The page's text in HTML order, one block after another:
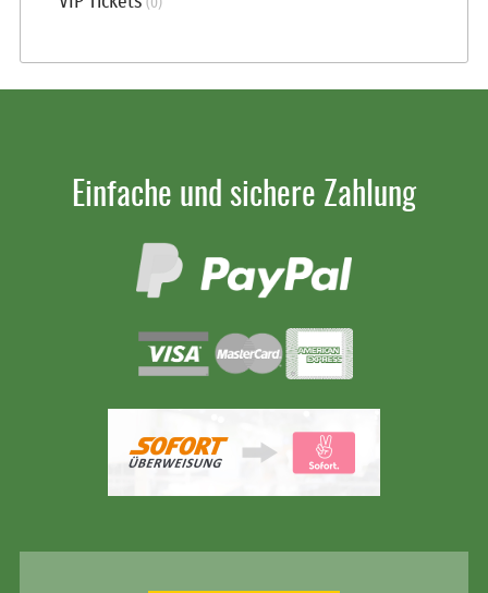
Einfache und sichere Zahlung